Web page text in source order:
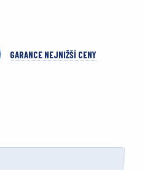
GARANCE NEJNIŽŠÍ CENY